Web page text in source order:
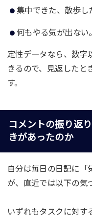
集中できた、散歩し
何もやる気が出ない
定性データなら、数字
きるので、見返したと
す。
コメントの振り返
きがあったのか
自分は毎日の日記に「
が、直近では以下の気
いずれもタスクに対す